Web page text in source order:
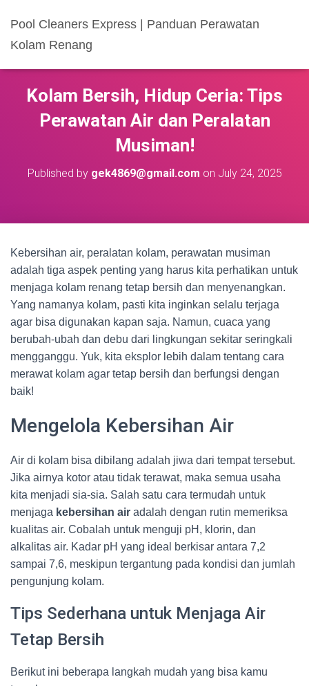
Pool Cleaners Express | Panduan Perawatan
Kolam Renang
Kolam Bersih, Hidup Ceria: Tips
Perawatan Air dan Peralatan
Musiman!
Published by gek4869@gmail.com on July 24, 2025
Kebersihan air, peralatan kolam, perawatan musiman
adalah tiga aspek penting yang harus kita perhatikan untuk
menjaga kolam renang tetap bersih dan menyenangkan.
Yang namanya kolam, pasti kita inginkan selalu terjaga
agar bisa digunakan kapan saja. Namun, cuaca yang
berubah-ubah dan debu dari lingkungan sekitar seringkali
mengganggu. Yuk, kita eksplor lebih dalam tentang cara
merawat kolam agar tetap bersih dan berfungsi dengan
baik!
Mengelola Kebersihan Air
Air di kolam bisa dibilang adalah jiwa dari tempat tersebut.
Jika airnya kotor atau tidak terawat, maka semua usaha
kita menjadi sia-sia. Salah satu cara termudah untuk
menjaga kebersihan air adalah dengan rutin memeriksa
kualitas air. Cobalah untuk menguji pH, klorin, dan
alkalitas air. Kadar pH yang ideal berkisar antara 7,2
sampai 7,6, meskipun tergantung pada kondisi dan jumlah
pengunjung kolam.
Tips Sederhana untuk Menjaga Air
Tetap Bersih
Berikut ini beberapa langkah mudah yang bisa kamu